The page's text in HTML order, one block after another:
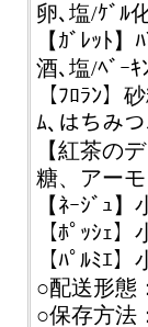
卵､塩/ｹﾞﾙ
【ｶﾞﾚｯﾄ
酒､塩/ﾍﾞｰｷ
【ﾌﾛﾗﾝ】
ﾑ､はちみ
【紅茶の
糖、アー
【ﾈｰｼﾞｭ
【ﾎﾟｯｼｪ
【ﾊﾟﾙﾐｴ
○配送形態
○保存方法